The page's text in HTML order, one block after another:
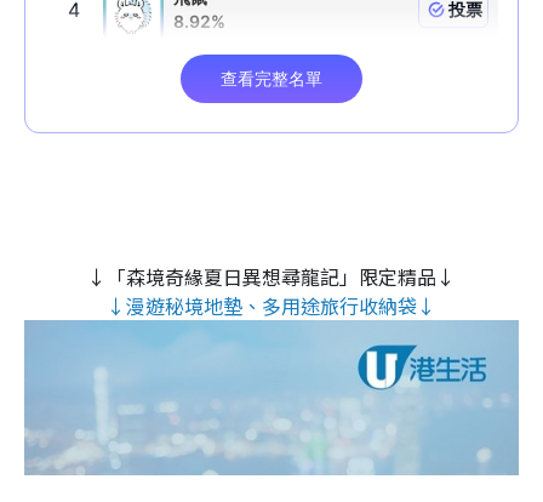
↓「森境奇緣夏日異想尋龍記」限定精品↓
↓漫遊秘境地墊、多用途旅行收納袋↓